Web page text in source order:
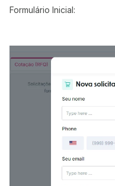
Formulário Inicial: